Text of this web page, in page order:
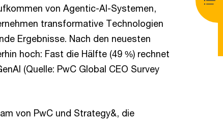
von Agentic-AI-Systemen,
transformative Technologien
Ergebnisse. Nach den neuesten
hoch: Fast die Hälfte (49 %) rechnet
(Quelle: PwC Global CEO Survey
von PwC und Strategy&, die